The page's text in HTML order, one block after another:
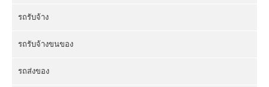
รถรับจ้าง
รถรับจ้างขนของ
รถส่งของ